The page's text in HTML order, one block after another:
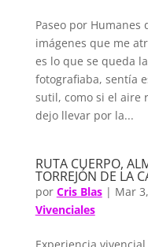
Paseo por Humanes
imágenes que me
es lo que se queda
fotografiaba, sentía
sutil, como si el aire
dejo llevar por la...
RUTA CUERPO,
TORREJÓN DE LA
por Cris Blas| Mar
Vivenciales